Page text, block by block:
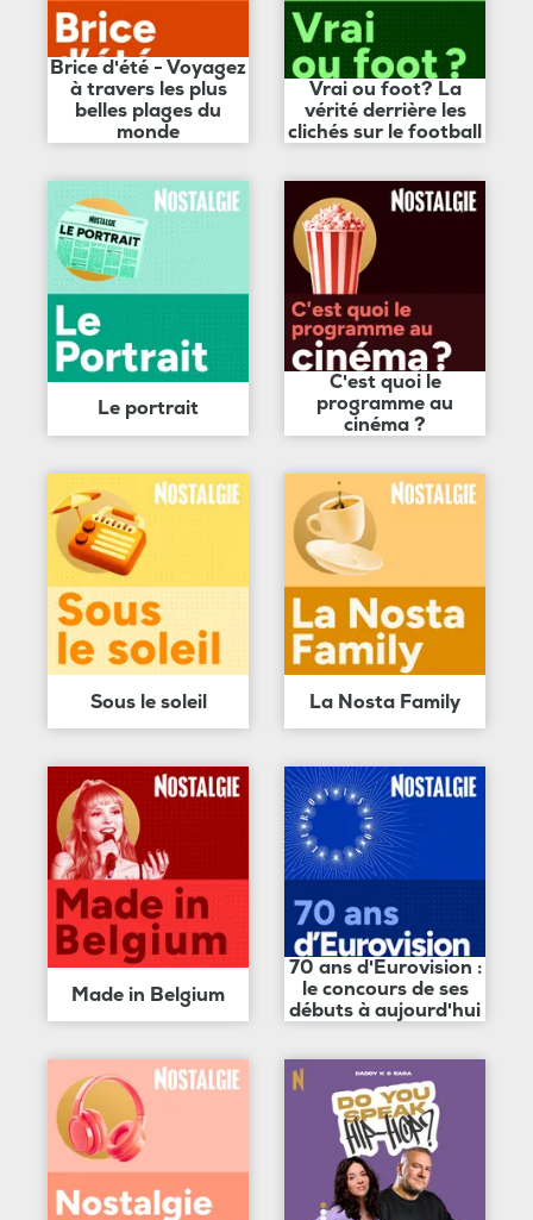
Brice d'été - Voyagez
à travers les plus
belles plages du
monde
Vrai ou foot? La
vérité derrière les
clichés sur le football
Le portrait
C'est quoi le
programme au
cinéma ?
Sous le soleil La Nosta Family
Made in Belgium
70 ans d'Eurovision :
le concours de ses
débuts à aujourd'hui